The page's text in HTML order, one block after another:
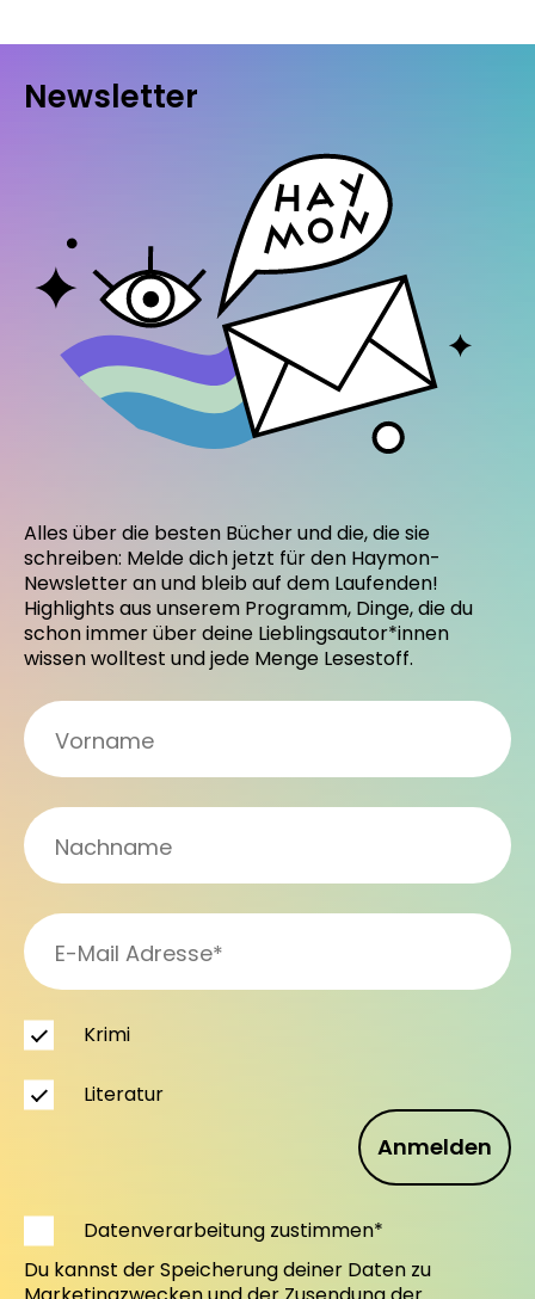
Newsletter
Alles über die besten Bücher und die, die sie
schreiben: Melde dich jetzt für den Haymon-
Newsletter an und bleib auf dem Laufenden!
Highlights aus unserem Programm, Dinge, die du
schon immer über deine Lieblingsautor*innen
wissen wolltest und jede Menge Lesestoff.
Anmelden
Krimi
Literatur
Datenverarbeitung zustimmen*
Du kannst der Speicherung deiner Daten zu